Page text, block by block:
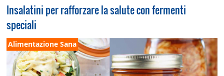
Insalatini per rafforzare la salute con fermenti
speciali
Alimentazione Sana